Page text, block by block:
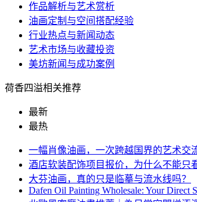
作品解析与艺术赏析
油画定制与空间搭配经验
行业热点与新闻动态
艺术市场与收藏投资
美坊新闻与成功案例
荷香四溢相关推荐
最新
最热
一幅肖像油画，一次跨越国界的艺术交
酒店软装配饰项目报价，为什么不能只
大芬油画，真的只是临摹与流水线吗？
Dafen Oil Painting Wholesale: Your Direct